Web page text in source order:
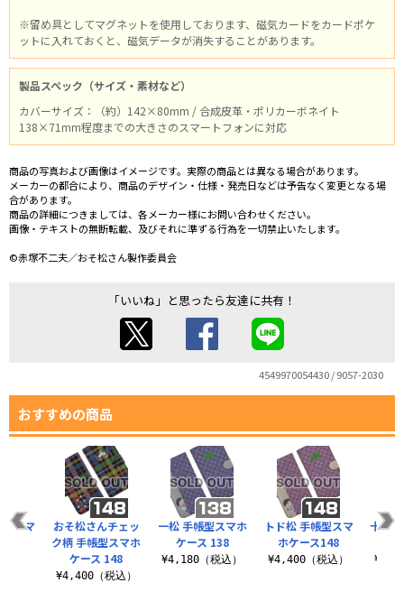
※留め具としてマグネットを使用しております、磁気カードをカードポケ
ットに入れておくと、磁気データが消失することがあります。
製品スペック（サイズ・素材など）
カバーサイズ：（約）142×80mm / 合成皮革・ポリカーボネイト
138×71mm程度までの大きさのスマートフォンに対応
商品の写真および画像はイメージです。実際の商品とは異なる場合があります。
メーカーの都合により、商品のデザイン・仕様・発売日などは予告なく変更となる場
合があります。
商品の詳細につきましては、各メーカー様にお問い合わせください。
画像・テキストの無断転載、及びそれに準ずる行為を一切禁止いたします。
©赤塚不二夫／おそ松さん製作委員会
「いいね」と思ったら友達に共有！
4549970054430 / 9057-2030
おすすめの商品
一松 手帳型スマホ
ケース 138
¥4,180（税込）
トド松 手帳型スマ
ホケース148
¥4,400（税込）
十四
スマ
おそ松さんチェッ
ク柄 手帳型スマホ
ケース 148
¥4,400（税込）